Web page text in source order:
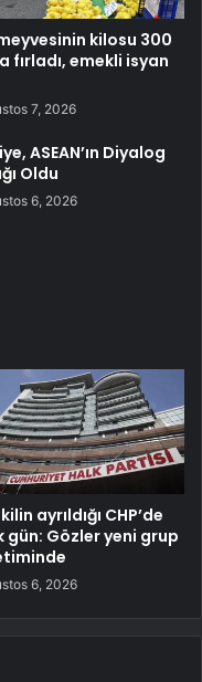
kilosu 300
fırladı, emekli isyan
7, 2026
ASEAN’ın Diyalog
Oldu
6, 2026
ayrıldığı CHP’de
gün: Gözler yeni grup
6, 2026